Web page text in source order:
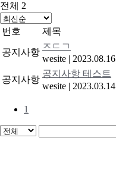
전체 2
번호 제목
공지사항
ㅈㄷㄱ
wesite | 2023.08.16
공지사항
공지사항 테스트
wesite | 2023.03.14
1